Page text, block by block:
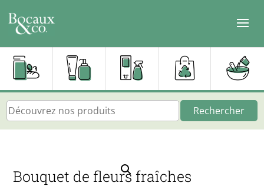
Rechercher
Bouquet de fleurs fraîches